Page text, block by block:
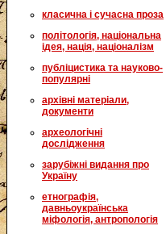
класична і сучасна проза
політологія, національна
ідея, нація, націоналізм
публіцистика та науково-
популярні
архівні матеріали,
документи
археологічні
дослідження
зарубіжні видання про
Україну
етнографія,
давньоукраїнська
міфологія, антропологія